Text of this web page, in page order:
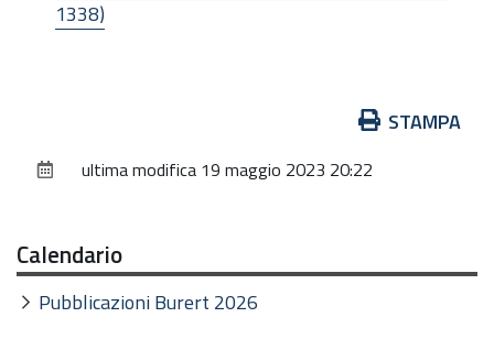
1338)
documento
STAMPA
ultima modifica 19 maggio 2023 20:22
Calendario
Pubblicazioni Burert 2026